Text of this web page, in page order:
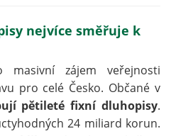
nejvíce směřuje k
masivní zájem veřejnosti
pro celé Česko. Občané v
pětileté fixní dluhopisy.
24 miliard korun.